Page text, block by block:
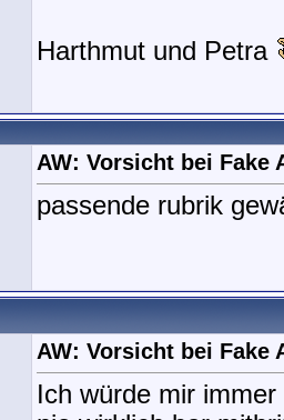
Harthmut und Petra
AW: Vorsicht bei Fake
passende rubrik
AW: Vorsicht bei Fake
Ich würde mir